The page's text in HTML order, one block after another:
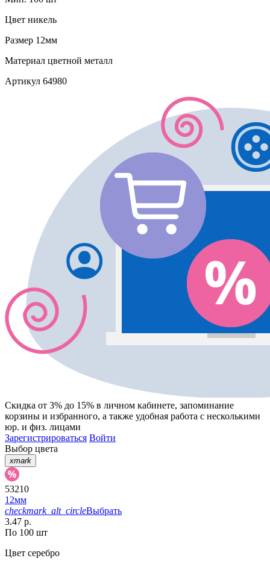
Цвет никель
Размер 12мм
Материал цветной металл
Артикул 64980
Скидка от 3% до 15% в личном кабинете, запоминание
корзины и избранного, а также удобная работа с несколькими
юр. и физ. лицами
Зарегистрироваться Войти
Выбор цвета
xmark
53210
12мм
checkmark_alt_circleВыбрать
3.47 р.
По 100 шт
Цвет серебро